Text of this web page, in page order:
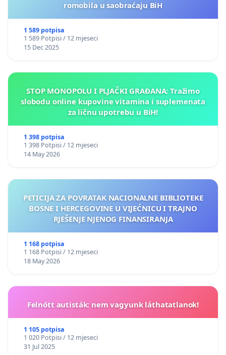
romobila u saobraćaju BiH
1 589 potpisa
1 589 Potpisi / 12 mjeseci
15 Dec 2025
STOP MONOPOLU I PLJAČKI GRAĐANA: Tražimo
slobodu online kupovine vitamina i suplemenata
za ličnu upotrebu u BiH!
1 398 potpisa
1 398 Potpisi / 12 mjeseci
14 May 2026
PETICIJA ZA POVRATAK NACIONALNE BIBLIOTEKE
BOSNE I HERCEGOVINE U VIJEĆNICU I TRAJNO
RJEŠENJE NJENOG FINANSIRANJA
1 168 potpisa
1 168 Potpisi / 12 mjeseci
18 May 2026
Felnőtt autisták: nem vagyunk láthatatlanok!
1 105 potpisa
1 020 Potpisi / 12 mjeseci
31 Jul 2025